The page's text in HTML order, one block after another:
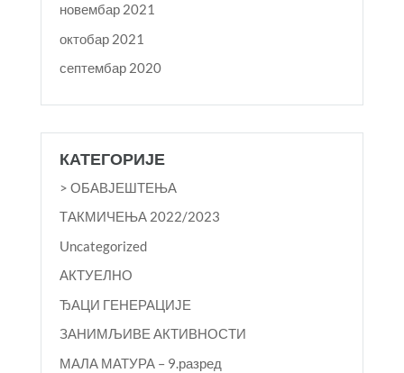
новембар 2021
октобар 2021
септембар 2020
КАТЕГОРИЈЕ
> ОБАВЈЕШТЕЊА
TАКМИЧЕЊА 2022/2023
Uncategorized
АКТУЕЛНО
ЂАЦИ ГЕНЕРАЦИЈЕ
ЗАНИМЉИВЕ АКТИВНОСТИ
МАЛА МАТУРА – 9.разред